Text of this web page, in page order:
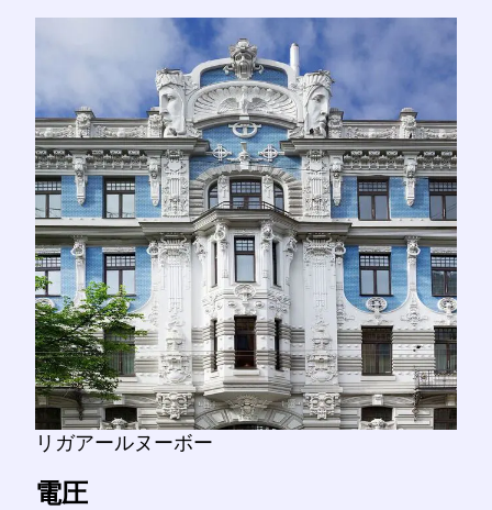
リガアールヌーボー
電圧